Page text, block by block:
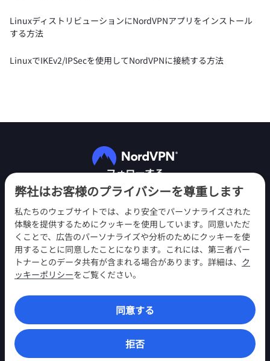
弊社はお客様のプライバシーを尊重します
私たちのウェブサイトでは、より安全でパーソナライズされた
体験を提供するためにクッキーを使用しています。同意いただ
くことで、広告のパーソナライズや分析のためにクッキーを使
用することに同意したことになります。これには、第三者パー
トナーとのデータ共有が含まれる場合があります。詳細は、 ク
ッキーポリシーをご覧ください。
同意する
拒否
LinuxディストリビューションにNordVPNアプリをインストール
する方法
LinuxでIKEv2/IPSecを使用してNordVPNに接続する方法
フォローする
NordVPN
エンゲージメント
ヘルプ
発見
VPNアプリ